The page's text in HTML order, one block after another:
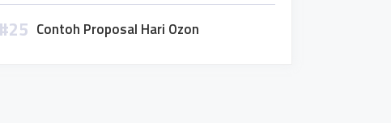
Contoh Proposal Hari Ozon